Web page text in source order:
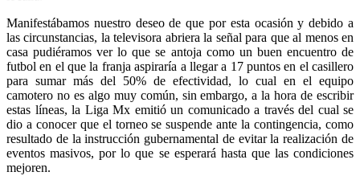
Manifestábamos nuestro deseo de que por esta ocasión y debido a
las circunstancias, la televisora abriera la señal para que al menos en
casa pudiéramos ver lo que se antoja como un buen encuentro de
futbol en el que la franja aspiraría a llegar a 17 puntos en el casillero
para sumar más del 50% de efectividad, lo cual en el equipo
camotero no es algo muy común, sin embargo, a la hora de escribir
estas líneas, la Liga Mx emitió un comunicado a través del cual se
dio a conocer que el torneo se suspende ante la contingencia, como
resultado de la instrucción gubernamental de evitar la realización de
eventos masivos, por lo que se esperará hasta que las condiciones
mejoren.